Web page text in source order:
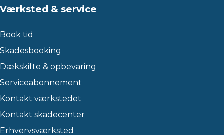
Værksted & service
Book tid
Skadesbooking
Dækskifte & opbevaring
Serviceabonnement
Kontakt værkstedet
Kontakt skadecenter
Erhvervsværksted